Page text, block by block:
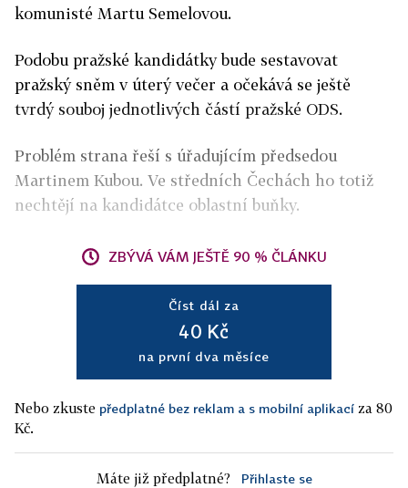
komunisté Martu Semelovou.
Podobu pražské kandidátky bude sestavovat
pražský sněm v úterý večer a očekává se ještě
tvrdý souboj jednotlivých částí pražské ODS.
Problém strana řeší s úřadujícím předsedou
Martinem Kubou. Ve středních Čechách ho totiž
nechtějí na kandidátce oblastní buňky.
ZBÝVÁ VÁM JEŠTĚ 90 % ČLÁNKU
Číst dál za
40 Kč
na první dva měsíce
Nebo zkuste předplatné bez reklam a s mobilní aplikací za 80
Kč.
Máte již předplatné? Přihlaste se